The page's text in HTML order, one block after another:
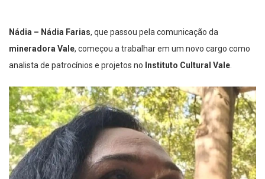
Nádia – Nádia Farias, que passou pela comunicação da
mineradora Vale, começou a trabalhar em um novo cargo como
analista de patrocínios e projetos no Instituto Cultural Vale